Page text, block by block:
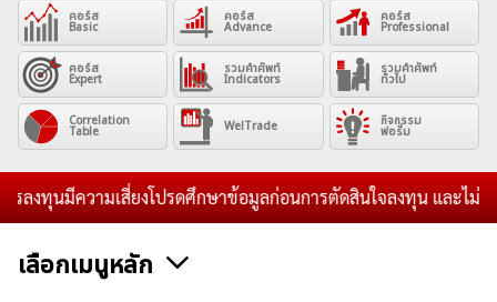
News
Articles
VPS Register
คอร์ส
Basic
คอร์ส
Advance
คอร์ส
Professional
คอร์ส
Expert
รวมคำศัพท์
Indicators
รวมคำศัพท์
ทั่วไป
Correlation
Table WelTrade กิจกรรม
ฟอรั่ม
มีความเสี่ยงโปรดศึกษาข้อมูลก่อนการตัดสินใจลงทุน และไม่รับระด
เลือกเมนูหลัก